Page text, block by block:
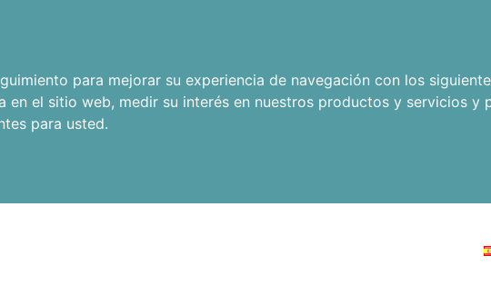
para mejorar su experiencia de navegación con los
en el sitio web, medir su interés en nuestros productos y servicios y
para usted.